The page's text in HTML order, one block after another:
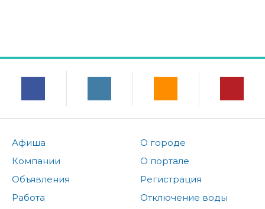
Афиша
Компании
Объявления
Работа
О городе
О портале
Регистрация
Отключение воды